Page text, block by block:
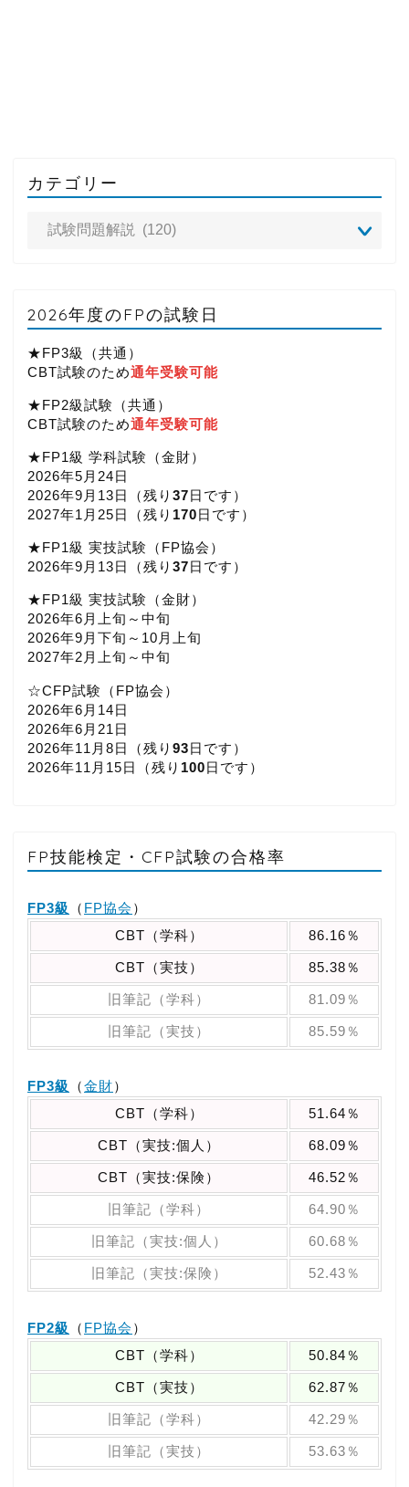
カテゴリー
2026年度のFPの試験日
★FP3級（共通）
CBT試験のため通年受験可能
★FP2級試験（共通）
CBT試験のため通年受験可能
★FP1級 学科試験（金財）
2026年5月24日
2026年9月13日（残り 37日です）
2027年1月25日（残り 170日です）
★FP1級 実技試験（FP協会）
2026年9月13日（残り 37日です）
★FP1級 実技試験（金財）
2026年6月上旬～中旬
2026年9月下旬～10月上旬
2027年2月上旬～中旬
☆CFP試験（FP協会）
2026年6月14日
2026年6月21日
2026年11月8日（残り 93日です）
2026年11月15日（残り 100日です）
FP技能検定・CFP試験の合格率
FP3級 （ FP協会 ）
CBT（学科）
86.16％
CBT（実技） 85.38％
旧筆記（学科） 81.09％
旧筆記（実技） 85.59％
FP3級 （金財）
CBT（学科）
51.64％
CBT（実技:個人） 68.09％
CBT（実技:保険） 46.52％
旧筆記（学科） 64.90％
旧筆記（実技:個人） 60.68％
旧筆記（実技:保険） 52.43％
FP2級 （ FP協会 ）
CBT（学科）
50.84％
CBT（実技） 62.87％
旧筆記（学科） 42.29％
旧筆記（実技） 53.63％